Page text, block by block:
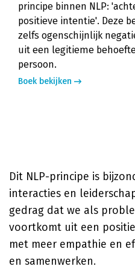
principe binnen NLP:
positieve intentie'. Deze
zelfs ogenschijnlijk
uit een legitieme
persoon.
Boek bekijken
Dit NLP-principe is
interacties en
gedrag dat we als
voortkomt uit een
met meer empathie en
en samenwerken.